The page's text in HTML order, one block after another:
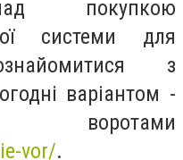
покупкою
системи для
з
варіантом -
воротами
vor/.